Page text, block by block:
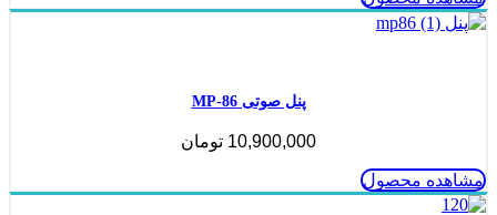
پنل صوتی MP-86
10,900,000 تومان
مشاهده محصول